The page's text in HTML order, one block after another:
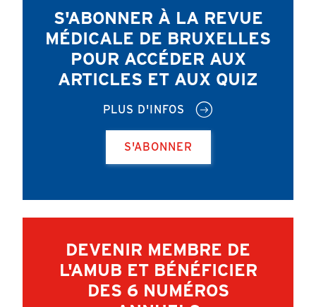
S'ABONNER À LA REVUE
MÉDICALE DE BRUXELLES
POUR ACCÉDER AUX
ARTICLES ET AUX QUIZ
PLUS D'INFOS
S'ABONNER
DEVENIR MEMBRE DE
L'AMUB ET BÉNÉFICIER
DES 6 NUMÉROS